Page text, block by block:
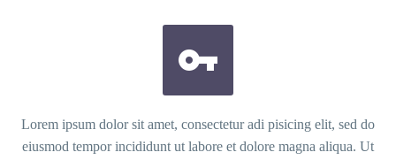


Lorem ipsum dolor sit amet, consectetur adi pisicing elit, sed do
eiusmod tempor incididunt ut labore et dolore magna aliqua. Ut